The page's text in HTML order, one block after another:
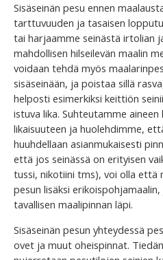
Sisäseinän pesu ennen
tarttuvuuden ja tasaisen
tai harjaamme seinästä irtolian
mahdollisen hilseilevän maalin
voidaan tehdä myös
sisäseinään, ja poistaa sillä
helposti esimerkiksi keittiön
istuva lika. Suhteutamme aineen
likaisuuteen ja huolehdimme,
huuhdellaan asianmukaisesti
että jos seinässä on erityisen
tussi, nikotiini tms), voi olla että
pesun lisäksi
tavallisen maalipinnan läpi.
Sisäseinän pesun yhteydessä
ovet ja muut oheispinnat.